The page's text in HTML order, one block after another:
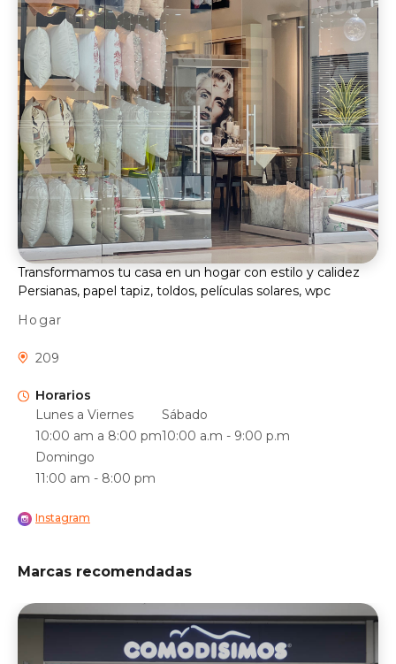
Hogar
Transformamos tu casa en un hogar con estilo y calidez
Persianas, papel tapiz, toldos, películas solares, wpc
209
Horarios
Lunes a Viernes
10:00 am a 8:00 pm
Sábado
10:00 a.m - 9:00 p.m
Domingo
11:00 am - 8:00 pm
Instagram
Marcas recomendadas